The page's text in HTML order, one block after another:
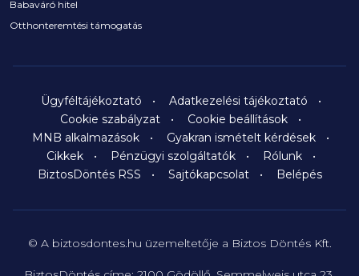
Babaváró hitel
Otthonteremtési támogatás
Ügyféltájékoztató
Adatkezelési tájékoztató
Cookie szabályzat
Cookie beállítások
MNB alkalmazások
Gyakran ismételt kérdések
Cikkek
Pénzügyi szolgáltatók
Rólunk
BiztosDöntés RSS
Sajtókapcsolat Belépés
© A biztosdontes.hu üzemeltetője a Biztos Döntés Kft.